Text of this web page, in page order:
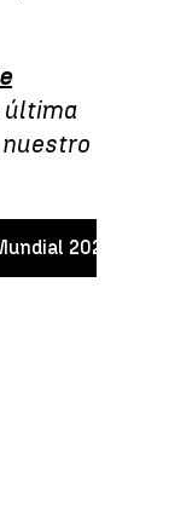
2026